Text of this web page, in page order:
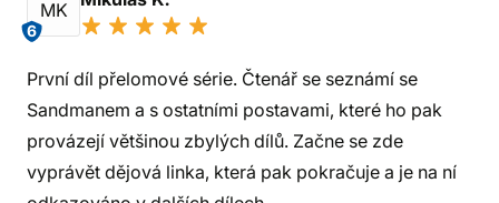
MK
6
První díl přelomové série. Čtenář se seznámí se
Sandmanem a s ostatními postavami, které ho pak
provázejí většinou zbylých dílů. Začne se zde
vyprávět dějová linka, která pak pokračuje a je na ní